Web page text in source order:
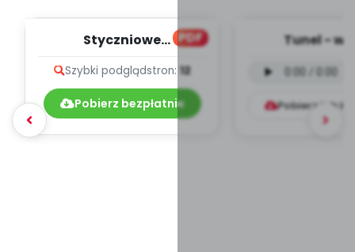
PDF
Styczniowe
piosenek
Szybki podglądstron: 12
Pobierz bezpłatnie
Tunel -
mp3)
Pobierz lub